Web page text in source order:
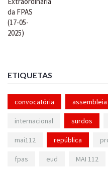
ETIQUETAS
convocatória assembleia
internacional surdos
mai112 república
fpas eud MAI 112